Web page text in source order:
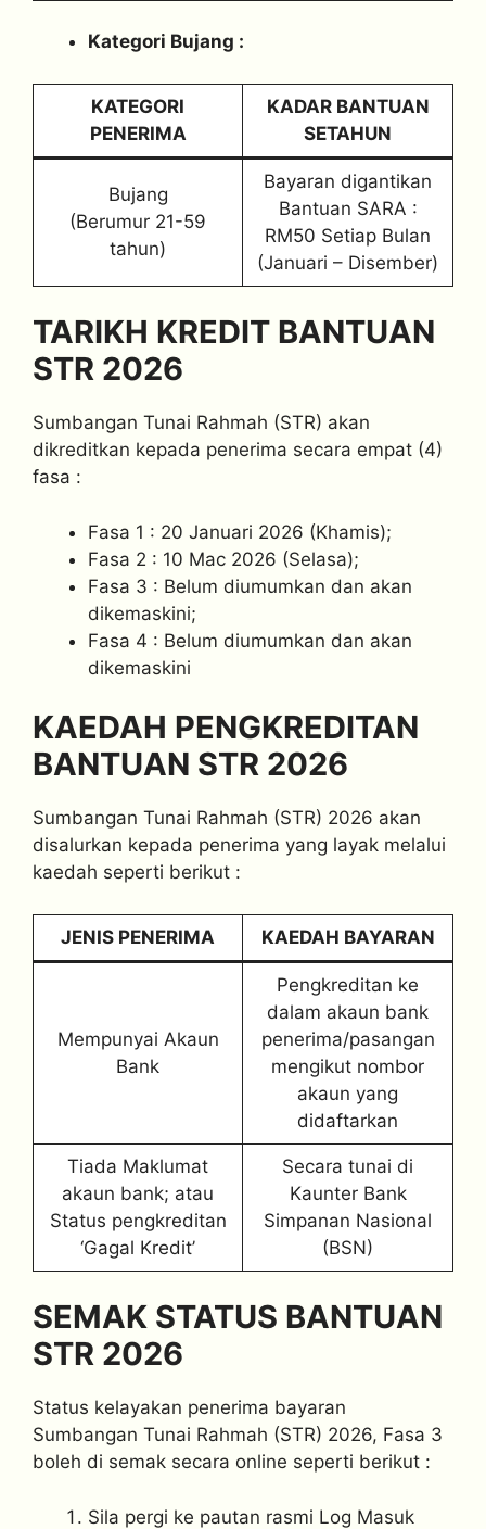
Kategori Bujang :
KATEGORI
PENERIMA
KADAR BANTUAN
SETAHUN
Bujang
(Berumur 21-59
tahun)
Bayaran digantikan
Bantuan SARA :
RM50 Setiap Bulan
(Januari – Disember)
TARIKH KREDIT BANTUAN
STR 2026
Sumbangan Tunai Rahmah (STR) akan
dikreditkan kepada penerima secara empat (4)
fasa :
Fasa 1 : 20 Januari 2026 (Khamis);
Fasa 2 : 10 Mac 2026 (Selasa);
Fasa 3 : Belum diumumkan dan akan
dikemaskini;
Fasa 4 : Belum diumumkan dan akan
dikemaskini
KAEDAH PENGKREDITAN
BANTUAN STR 2026
Sumbangan Tunai Rahmah (STR) 2026 akan
disalurkan kepada penerima yang layak melalui
kaedah seperti berikut :
JENIS PENERIMA KAEDAH BAYARAN
Mempunyai Akaun
Bank
Pengkreditan ke
dalam akaun bank
penerima/pasangan
mengikut nombor
akaun yang
didaftarkan
Tiada Maklumat
akaun bank; atau
Status pengkreditan
‘Gagal Kredit’
Secara tunai di
Kaunter Bank
Simpanan Nasional
(BSN)
SEMAK STATUS BANTUAN
STR 2026
Status kelayakan penerima bayaran
Sumbangan Tunai Rahmah (STR) 2026, Fasa 3
boleh di semak secara online seperti berikut :
Sila pergi ke pautan rasmi Log Masuk